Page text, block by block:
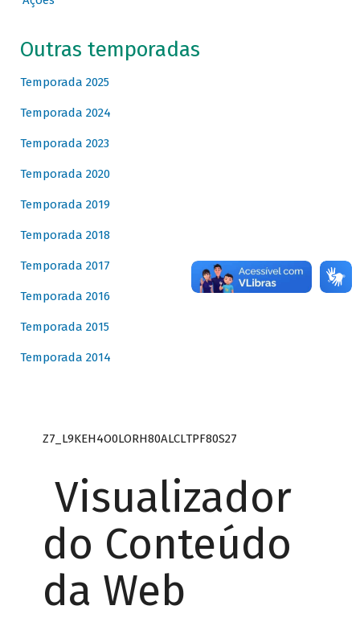
Outras temporadas
Temporada 2025
Temporada 2024
Temporada 2023
Temporada 2020
Temporada 2019
Temporada 2018
Temporada 2017
Temporada 2016
Temporada 2015
Temporada 2014
Z7_L9KEH4O0LORH80ALCLTPF80S27
Visualizador
do Conteúdo
da Web